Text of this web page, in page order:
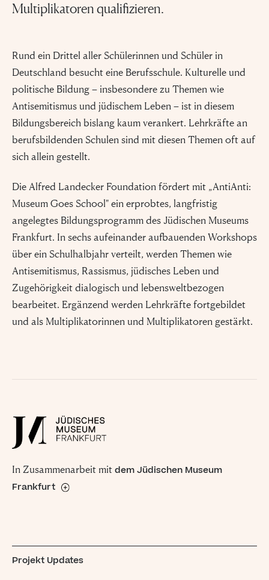
Multiplikatoren qualifizieren.
Rund ein Drittel aller Schülerinnen und Schüler in
Deutschland besucht eine Berufsschule. Kulturelle und
politische Bildung – insbesondere zu Themen wie
Antisemitismus und jüdischem Leben – ist in diesem
Bildungsbereich bislang kaum verankert. Lehrkräfte an
berufsbildenden Schulen sind mit diesen Themen oft auf
sich allein gestellt.
Die Alfred Landecker Foundation fördert mit „AntiAnti:
Museum Goes School" ein erprobtes, langfristig
angelegtes Bildungsprogramm des Jüdischen Museums
Frankfurt. In sechs aufeinander aufbauenden Workshops
über ein Schulhalbjahr verteilt, werden Themen wie
Antisemitismus, Rassismus, jüdisches Leben und
Zugehörigkeit dialogisch und lebensweltbezogen
bearbeitet. Ergänzend werden Lehrkräfte fortgebildet
und als Multiplikatorinnen und Multiplikatoren gestärkt.
In Zusammenarbeit mitdem Jüdischen Museum
Frankfurt
kulturellen und politischen Bildung in der Rhein-Main-
Projekt Updates